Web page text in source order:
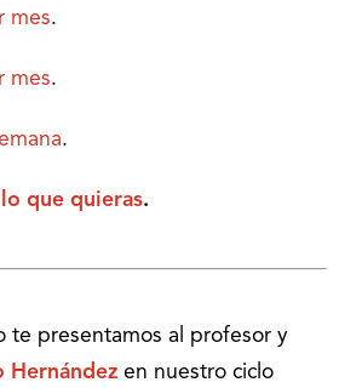
mes.
mes.
.
que quieras.
te presentamos al profesor y
Hernández en nuestro ciclo